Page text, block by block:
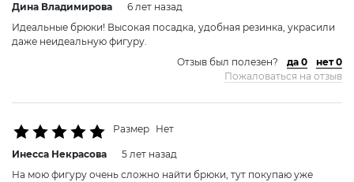
Дина Владимировa
6 лет назад
Идеальные брюки! Высокая посадка, удобная резинка, украсили
даже неидеальную фигуру.
Отзыв был полезен?
да 0
нет 0
Пожаловаться на отзыв
Размер Нет
Инесса Некрасовa
5 лет назад
На мою фигуру очень сложно найти брюки, тут покупаю уже